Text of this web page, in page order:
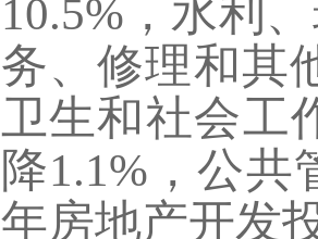
10.5%，水利
务、修理和其
卫生和社会工
降1.1%，公
年房地产开发